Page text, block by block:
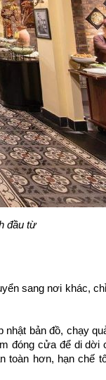
đầu từ
sang nơi khác,
bản đồ, chạy
đóng cửa để di dời
toàn hơn, hạn chế